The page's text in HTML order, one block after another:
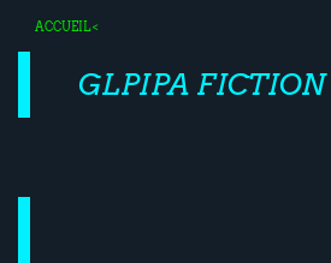
ACCUEIL<
GLPIPA FICTION